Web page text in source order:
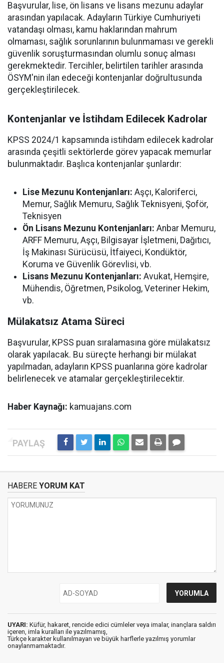
Başvurular, lise, ön lisans ve lisans mezunu adaylar
arasından yapılacak. Adayların Türkiye Cumhuriyeti
vatandaşı olması, kamu haklarından mahrum
olmaması, sağlık sorunlarının bulunmaması ve gerekli
güvenlik soruşturmasından olumlu sonuç alması
gerekmektedir. Tercihler, belirtilen tarihler arasında
ÖSYM'nin ilan edeceği kontenjanlar doğrultusunda
gerçekleştirilecek.
Kontenjanlar ve İstihdam Edilecek Kadrolar
KPSS 2024/1 kapsamında istihdam edilecek kadrolar
arasında çeşitli sektörlerde görev yapacak memurlar
bulunmaktadır. Başlıca kontenjanlar şunlardır:
Lise Mezunu Kontenjanları: Aşçı, Kaloriferci,
Memur, Sağlık Memuru, Sağlık Teknisyeni, Şoför,
Teknisyen
Ön Lisans Mezunu Kontenjanları: Anbar Memuru,
ARFF Memuru, Aşçı, Bilgisayar İşletmeni, Dağıtıcı,
İş Makinası Sürücüsü, İtfaiyeci, Kondüktör,
Koruma ve Güvenlik Görevlisi, vb.
Lisans Mezunu Kontenjanları: Avukat, Hemşire,
Mühendis, Öğretmen, Psikolog, Veteriner Hekim,
vb.
Mülakatsız Atama Süreci
Başvurular, KPSS puan sıralamasına göre mülakatsız
olarak yapılacak. Bu süreçte herhangi bir mülakat
yapılmadan, adayların KPSS puanlarına göre kadrolar
belirlenecek ve atamalar gerçekleştirilecektir.
Haber Kaynağı: kamuajans.com
HABERE YORUM KAT
UYARI: Küfür, hakaret, rencide edici cümleler veya imalar, inançlara saldırı
içeren, imla kuralları ile yazılmamış,
Türkçe karakter kullanılmayan ve büyük harflerle yazılmış yorumlar
onaylanmamaktadır.